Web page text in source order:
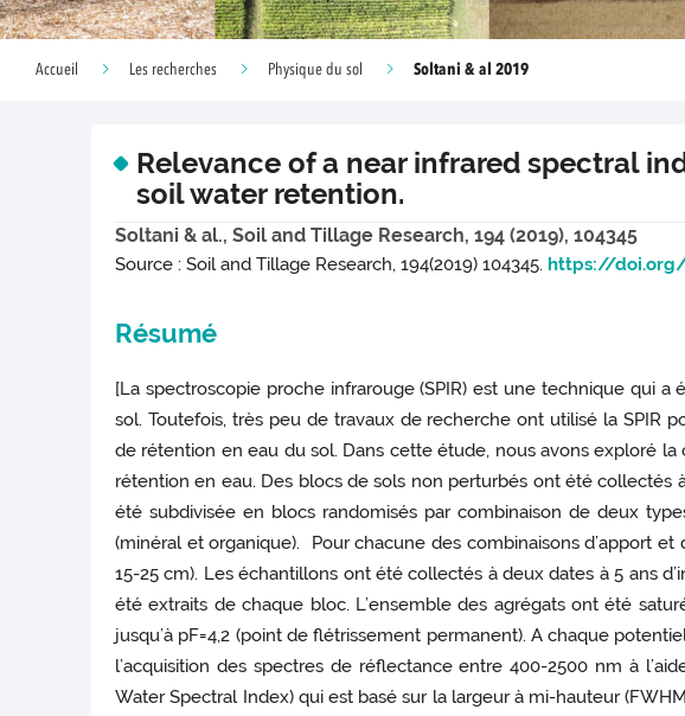
Accueil Les recherches Physique du sol Soltani & al 2019
Relevance of a near infrared spectral
soil water retention.
Soltani & al., Soil and Tillage Research, 194 (2019), 104345
Source : Soil and Tillage Research, 194(2019) 104345. https://doi.org/
Résumé
[La spectroscopie proche infrarouge (SPIR) est une technique qui
sol. Toutefois, très peu de travaux de recherche ont utilisé la SPIR
de rétention en eau du sol. Dans cette étude, nous avons exploré
rétention en eau. Des blocs de sols non perturbés ont été collectés
été subdivisée en blocs randomisés par combinaison de deux
(minéral et organique). Pour chacune des combinaisons d’apport
15-25 cm). Les échantillons ont été collectés à deux dates à 5 ans
été extraits de chaque bloc. L’ensemble des agrégats ont été
jusqu’à pF=4,2 (point de flétrissement permanent). A chaque
l’acquisition des spectres de réflectance entre 400-2500 nm à
Water Spectral Index) qui est basé sur la largeur à mi-hauteur